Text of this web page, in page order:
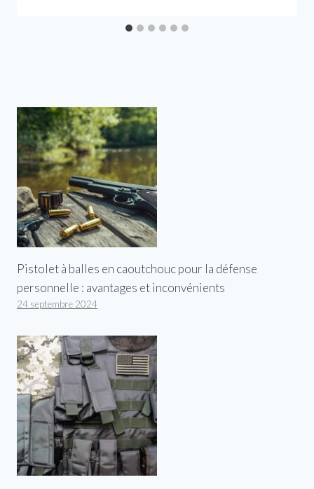
Pistolet à balles en caoutchouc pour la défense
personnelle : avantages et inconvénients
24 septembre 2024